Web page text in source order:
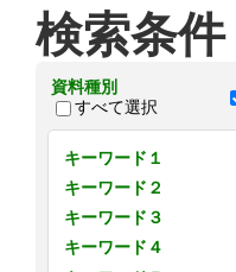
検索条件
資料種別
すべて選択
キーワード１
キーワード２
キーワード３
キーワード４